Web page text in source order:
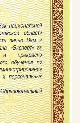
РФ от 25
случая, если
к
по
которых
высшее